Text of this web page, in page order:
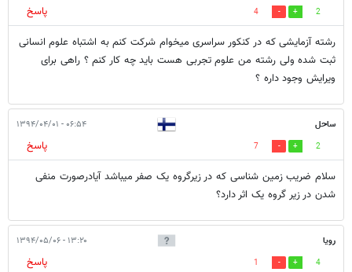
2
4
پاسخ
رشته آزمایشی که در کنکور سراسری میخوام شرکت کنم به اشتباه علوم انسانی
ثبت شده ولی رشته من علوم تجربی هست باید چه کار کنم ؟ راهی برای
ویرایش وجود داره ؟
ساحل ۰۶:۵۴ - ۱۳۹۴/۰۴/۰۱
2
7
پاسخ
سلام ضریب زمین شناسی که در زیرگروه یک صفر میباشد آیادرصورت منفی
شدن در زیر گروه یک اثر دارد؟
رویا ۱۳:۲۰ - ۱۳۹۴/۰۵/۰۶
4
1
پاسخ